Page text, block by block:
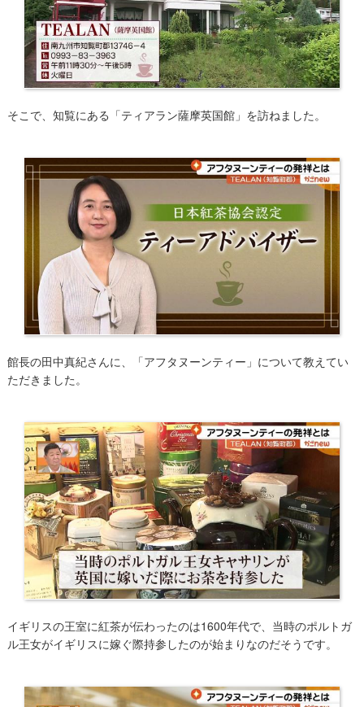
そこで、知覧にある「ティアラン薩摩英国館」を訪ねました。
館長の田中真紀さんに、「アフタヌーンティー」について教えてい
ただきました。
イギリスの王室に紅茶が伝わったのは1600年代で、当時のポルトガ
ル王女がイギリスに嫁ぐ際持参したのが始まりなのだそうです。